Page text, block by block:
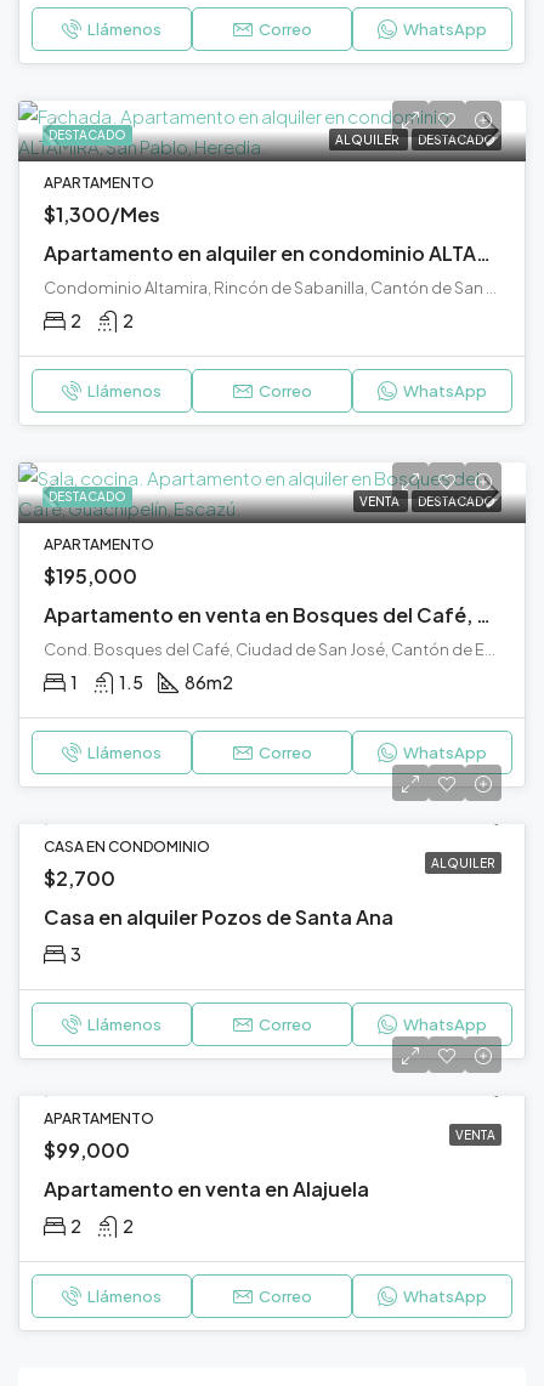
Llámenos Correo WhatsApp
DESTACADO ALQUILER DESTACADO
APARTAMENTO
$1,300/Mes
Apartamento en alquiler en condominio ALTAMIRA, San Pablo, Heredia.
2 2
Llámenos Correo WhatsApp
DESTACADO VENTA DESTACADO
APARTAMENTO
$195,000
Apartamento en venta en Bosques del Café, Guachipelín, Escazú
1 1.5 86m2
Llámenos Correo WhatsApp
ALQUILER
CASA EN CONDOMINIO
$2,700
Casa en alquiler Pozos de Santa Ana
3
Llámenos Correo WhatsApp
VENTA
APARTAMENTO
$99,000
Apartamento en venta en Alajuela
2 2
Llámenos Correo WhatsApp